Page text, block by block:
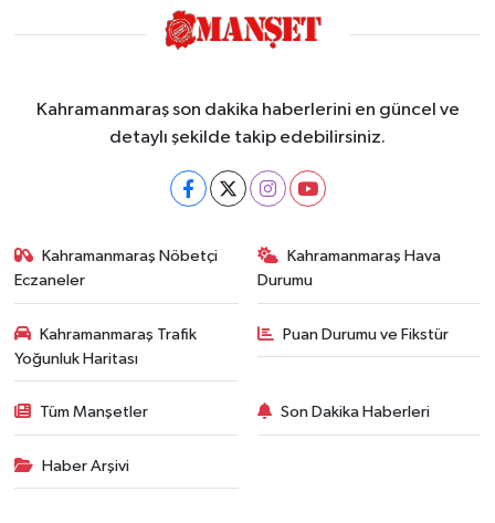
Kahramanmaraş son dakika haberlerini en güncel ve
detaylı şekilde takip edebilirsiniz.
Kahramanmaraş Nöbetçi
Eczaneler
Kahramanmaraş Hava
Durumu
Kahramanmaraş Trafik
Yoğunluk Haritası
Puan Durumu ve Fikstür
Tüm Manşetler Son Dakika Haberleri
Haber Arşivi